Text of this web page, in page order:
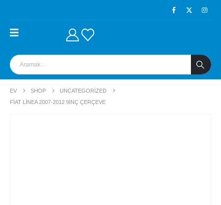
EV SHOP
UNCATEGORIZED
FIAT LINEA 2007-2012 9INÇ ÇERÇEVE